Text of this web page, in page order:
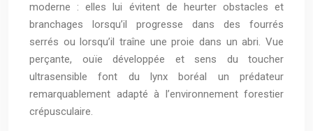
moderne : elles lui évitent de heurter obstacles et
branchages lorsqu’il progresse dans des fourrés
serrés ou lorsqu’il traîne une proie dans un abri. Vue
perçante, ouïe développée et sens du toucher
ultrasensible font du lynx boréal un prédateur
remarquablement adapté à l’environnement forestier
crépusculaire.